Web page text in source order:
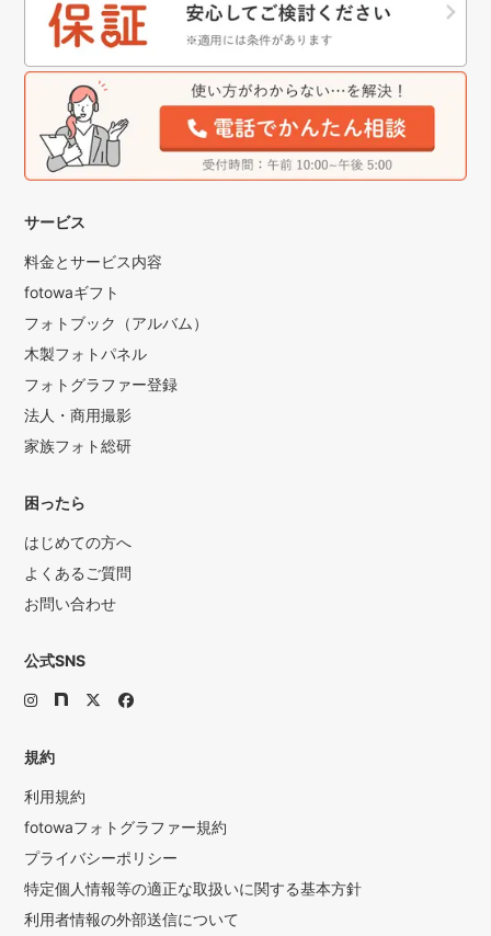
サービス
料金とサービス内容
fotowaギフト
フォトブック（アルバム）
木製フォトパネル
フォトグラファー登録
法人・商用撮影
家族フォト総研
困ったら
はじめての方へ
よくあるご質問
お問い合わせ
公式SNS
規約
利用規約
fotowaフォトグラファー規約
プライバシーポリシー
特定個人情報等の適正な取扱いに関する基本方針
利用者情報の外部送信について